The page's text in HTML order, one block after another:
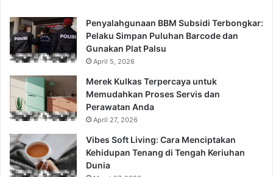
Penyalahgunaan BBM Subsidi Terbongkar:
Pelaku Simpan Puluhan Barcode dan
Gunakan Plat Palsu
April 5, 2026
Merek Kulkas Terpercaya untuk
Memudahkan Proses Servis dan
Perawatan Anda
April 27, 2026
Vibes Soft Living: Cara Menciptakan
Kehidupan Tenang di Tengah Keriuhan
Dunia